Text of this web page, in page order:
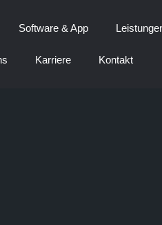
Software & App
Karriere Kontakt